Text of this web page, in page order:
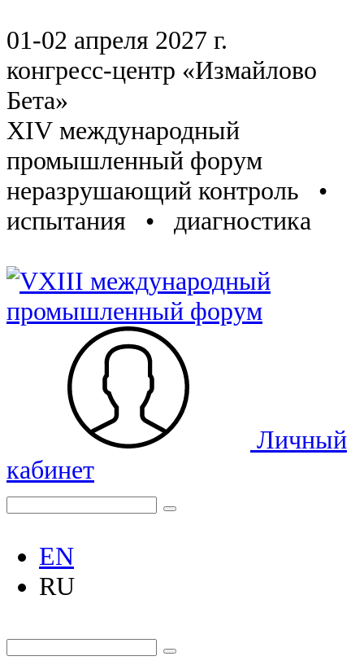
01-02 апреля 2027 г.
конгресс-центр «Измайлово
Бета»
XIV международный
промышленный форум
неразрушающий контроль •
испытания • диагностика
Личный
кабинет
EN
RU